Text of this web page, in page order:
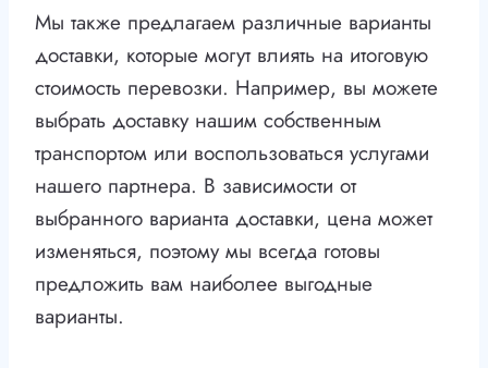
Мы также предлагаем различные варианты
доставки, которые могут влиять на итоговую
стоимость перевозки. Например, вы можете
выбрать доставку нашим собственным
транспортом или воспользоваться услугами
нашего партнера. В зависимости от
выбранного варианта доставки, цена может
изменяться, поэтому мы всегда готовы
предложить вам наиболее выгодные
варианты.